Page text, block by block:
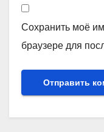
Сохранить моё
браузере для